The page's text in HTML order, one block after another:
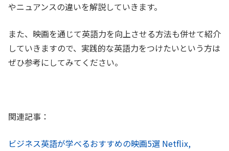
やニュアンスの違いを解説していきます。
また、映画を通じて英語力を向上させる方法も併せて紹介
していきますので、実践的な英語力をつけたいという方は
ぜひ参考にしてみてください。
関連記事：
ビジネス英語が学べるおすすめの映画5選 Netflix,